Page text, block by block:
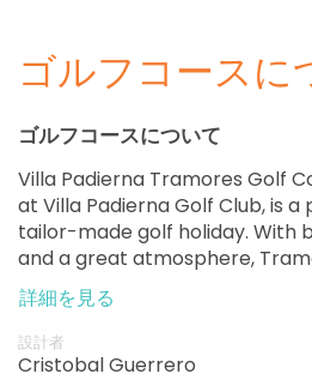
ゴルフコースに
ゴルフコースについて
Villa Padierna Tramores Golf
at Villa Padierna Golf Club, is
tailor-made golf holiday. With
and a great atmosphere,
chance for long days of golfing
style course features creative
advanced facilities, with wide
greater precision and short
詳細を見る
設計者
Cristobal Guerrero